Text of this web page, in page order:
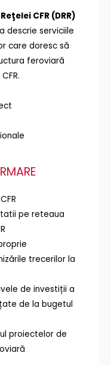
CFR (DRR)
descrie serviciile
care doresc să
feroviară
pe reteaua
trecerilor la
de investiții a
de la bugetul
proiectelor de